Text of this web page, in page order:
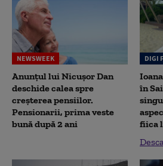
NEWSWEEK
Anunțul lui Nicușor Dan
deschide calea spre
creșterea pensiilor.
Pensionarii, prima veste
bună după 2 ani
DIGI
în
fiica